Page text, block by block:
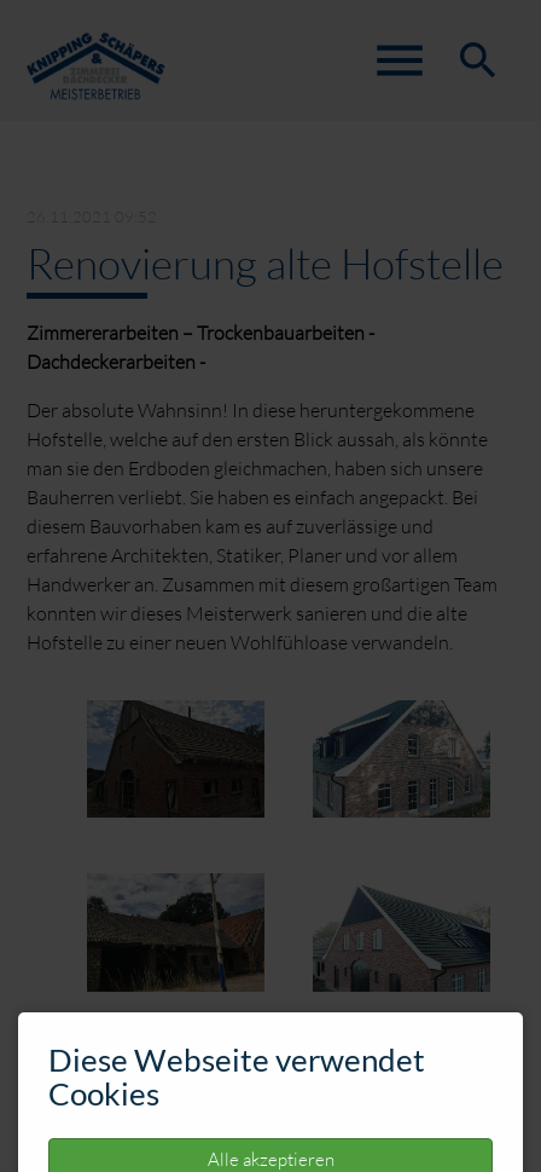
menu search
Renovierung alte Hofstelle
Zimmererarbeiten – Trockenbauarbeiten -
Dachdeckerarbeiten -
Der absolute Wahnsinn! In diese heruntergekommene
Hofstelle, welche auf den ersten Blick aussah, als könnte
man sie den Erdboden gleichmachen, haben sich unsere
Bauherren verliebt. Sie haben es einfach angepackt. Bei
diesem Bauvorhaben kam es auf zuverlässige und
erfahrene Architekten, Statiker, Planer und vor allem
Handwerker an. Zusammen mit diesem großartigen Team
konnten wir dieses Meisterwerk sanieren und die alte
Hofstelle zu einer neuen Wohlfühloase verwandeln.
Diese Webseite verwendet
Cookies
Alle akzeptieren